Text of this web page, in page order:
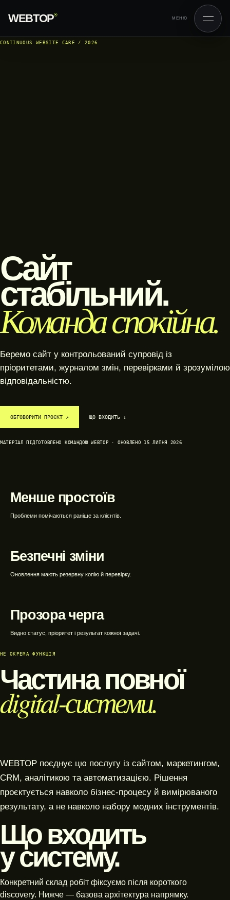
WEBTOP®
МЕНЮ
CONTINUOUS WEBSITE CARE / 2026
Сайт
стабільний.
Команда спокійна.
Беремо сайт у контрольований супровід із
пріоритетами, журналом змін, перевірками й зрозумілою
відповідальністю.
ОБГОВОРИТИ ПРОЄКТ ↗ ЩО ВХОДИТЬ ↓
МАТЕРІАЛ ПІДГОТОВЛЕНО КОМАНДОЮ WEBTOP · ОНОВЛЕНО 15 ЛИПНЯ 2026
Менше простоїв
Проблеми помічаються раніше за клієнтів.
Безпечні зміни
Оновлення мають резервну копію й перевірку.
Прозора черга
Видно статус, пріоритет і результат кожної задачі.
НЕ ОКРЕМА ФУНКЦІЯ
Частина повної
digital-системи.
WEBTOP поєднує цю послугу із сайтом, маркетингом,
CRM, аналітикою та автоматизацією. Рішення
проєктується навколо бізнес-процесу й вимірюваного
результату, а не навколо набору модних інструментів.
Що входить
у систему.
Конкретний склад робіт фіксуємо після короткого
discovery. Нижче — базова архітектура напрямку.